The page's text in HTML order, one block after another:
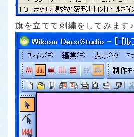
旗を立てて刺繍をしてみます♪